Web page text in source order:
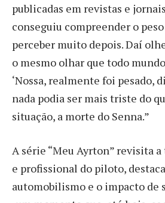
publicadas em revistas e
conseguiu compreender o peso
perceber muito depois. Daí
o mesmo olhar que todo
‘Nossa, realmente foi pesado,
nada podia ser mais triste do
situação, a morte do Senna.”
A série “Meu Ayrton” revisita
e profissional do piloto,
automobilismo e o impacto de